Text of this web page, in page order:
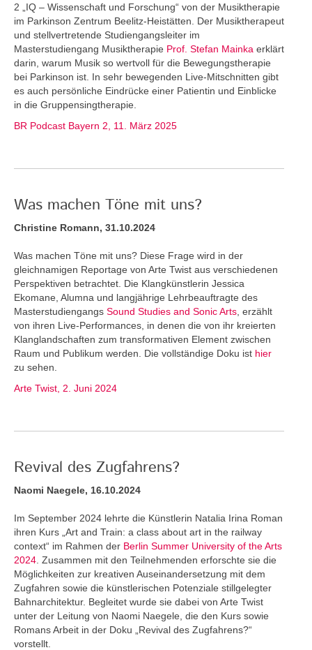
2 „IQ – Wissenschaft und Forschung“ von der Musiktherapie
im Parkinson Zentrum Beelitz-Heistätten. Der Musiktherapeut
und stellvertretende Studiengangsleiter im
Masterstudiengang Musiktherapie Prof. Stefan Mainka erklärt
darin, warum Musik so wertvoll für die Bewegungstherapie
bei Parkinson ist. In sehr bewegenden Live-Mitschnitten gibt
es auch persönliche Eindrücke einer Patientin und Einblicke
in die Gruppensingtherapie.
BR Podcast Bayern 2, 11. März 2025
Was machen Töne mit uns?
Christine Romann, 31.10.2024
Was machen Töne mit uns? Diese Frage wird in der
gleichnamigen Reportage von Arte Twist aus verschiedenen
Perspektiven betrachtet. Die Klangkünstlerin Jessica
Ekomane, Alumna und langjährige Lehrbeauftragte des
Masterstudiengangs Sound Studies and Sonic Arts , erzählt
von ihren Live-Performances, in denen die von ihr kreierten
Klanglandschaften zum transformativen Element zwischen
Raum und Publikum werden. Die vollständige Doku ist hier
zu sehen.
Arte Twist, 2. Juni 2024
Revival des Zugfahrens?
Naomi Naegele, 16.10.2024
Im September 2024 lehrte die Künstlerin Natalia Irina Roman
ihren Kurs „Art and Train: a class about art in the railway
context“ im Rahmen der Berlin Summer University of the Arts
2024 . Zusammen mit den Teilnehmenden erforschte sie die
Möglichkeiten zur kreativen Auseinandersetzung mit dem
Zugfahren sowie die künstlerischen Potenziale stillgelegter
Bahnarchitektur. Begleitet wurde sie dabei von Arte Twist
unter der Leitung von Naomi Naegele, die den Kurs sowie
Romans Arbeit in der Doku „Revival des Zugfahrens?“
vorstellt.